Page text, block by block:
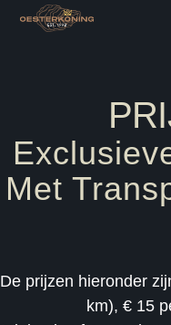
Met
De prijzen hieronder
km), € 15